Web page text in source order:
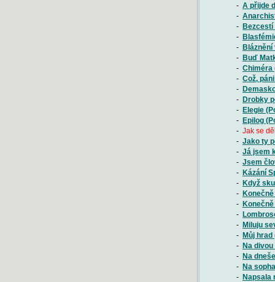
- A přijde
-
- Bezcestí
-
- Bláznění
- Buď
- Chiméra
- Což,
-
- Drobky
- Elegie
- Epilog
- Jak se
- Jako ty
- Já jsem
- Jsem
- Kázání
- Když
-
-
-
- Miluju
- Můj hrad
- Na
- Na
- Na
- Napsala